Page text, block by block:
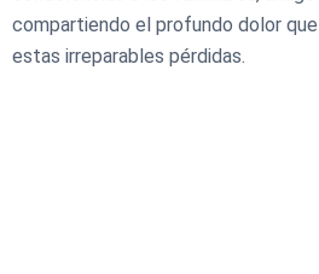
compartiendo el profundo dolor
estas irreparables pérdidas.